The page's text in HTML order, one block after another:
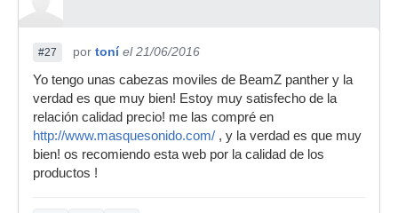
#27 por toní el 21/06/2016
Yo tengo unas cabezas moviles de BeamZ panther y la
verdad es que muy bien! Estoy muy satisfecho de la
relación calidad precio! me las compré en
http://www.masquesonido.com/ , y la verdad es que muy
bien! os recomiendo esta web por la calidad de los
productos !